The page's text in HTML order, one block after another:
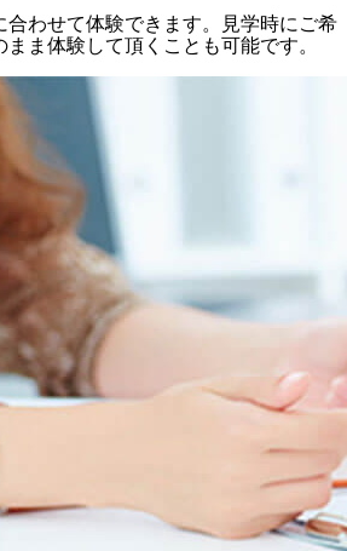
合わせて体験できます。見学時にご希
ま体験して頂くことも可能です。